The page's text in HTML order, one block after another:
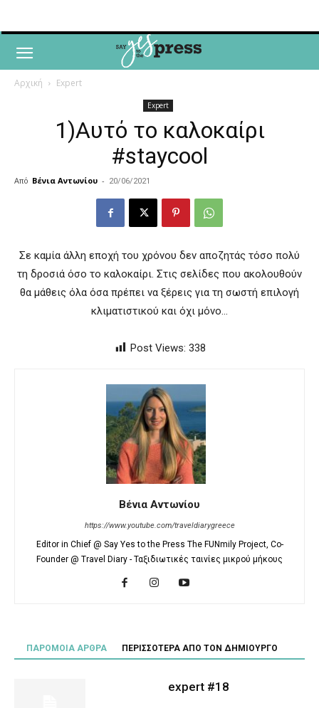
Αρχική Expert
Expert
1)Αυτό το καλοκαίρι
#staycool
Από Βένια Αντωνίου - 20/06/2021
Σε καμία άλλη εποχή του χρόνου δεν αποζητάς τόσο πολύ
τη δροσιά όσο το καλοκαίρι. Στις σελίδες που ακολουθούν
θα μάθεις όλα όσα πρέπει να ξέρεις για τη σωστή επιλογή
κλιματιστικού και όχι μόνο…
Post Views: 338
Βένια Αντωνίου
https://www.youtube.com/traveldiarygreece
Editor in Chief @ Say Yes to the Press The FUNmily Project, Co-
Founder @ Travel Diary - Ταξιδιωτικές ταινίες μικρού μήκους
ΠΑΡΟΜΟΙΑ ΑΡΘΡΑ ΠΕΡΙΣΣΟΤΕΡΑ ΑΠΟ ΤΟΝ ΔΗΜΙΟΥΡΓΟ
expert #18